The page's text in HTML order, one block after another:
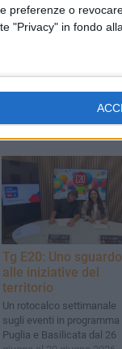
preferenze o
"Privacy" in fondo
Tg E20: Uno sguardo
alle iniziative del
territorio
Un rotocalco settimanale
sugli eventi in programma
Puglia e Basilicata dal 26